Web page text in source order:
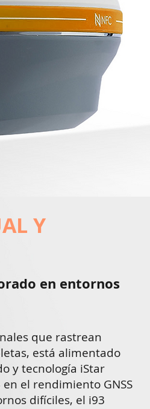
Y
en entornos
que rastrean
está alimentado
y tecnología iStar
en el rendimiento GNSS
difíciles, el i93